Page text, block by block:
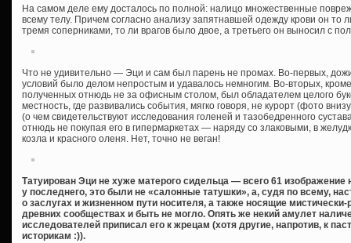
На самом деле ему досталось по полной: налицо множественные
всему телу. Причем согласно анализу запятнавшей одежду крови он то
тремя соперниками, то ли врагов было двое, а третьего он выносил с
Что не удивительно — Эци и сам был парень не промах. Во-первых,
условий было делом непростым и удавалось немногим. Во-вторых,
полученных отнюдь не за офисным столом, был обладателем целого
местность, где развивались события, мягко говоря, не курорт (фото
(о чем свидетельствуют исследования голеней и тазобедренного
отнюдь не покупая его в гипермаркетах — наряду со злаковыми, в
козла и красного оленя. Нет, точно не веган!
Татуирован Эци не хуже матерого сидельца — всего 61 изображение
у последнего, это были не «салонные татушки», а, судя по всему,
о заслугах и жизненном пути носителя, а также носящие
древних сообществах и быть не могло. Опять же некий амулет
исследователей приписал его к жрецам (хотя другие, напротив, к
историкам :)).